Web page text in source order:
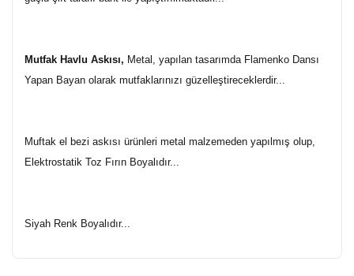
Mutfak Havlu Askısı, Metal, yapılan tasarımda Flamenko Dansı
Yapan Bayan olarak mutfaklarınızı güzelleştireceklerdir...
Muftak el bezi askısı ürünleri metal malzemeden yapılmış olup,
Elektrostatik Toz Fırın Boyalıdır...
Siyah Renk Boyalıdır...